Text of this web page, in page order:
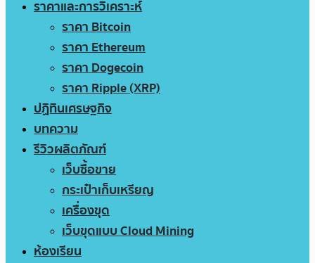
ราคาและการวิเคราะห์
ราคา Bitcoin
ราคา Ethereum
ราคา Dogecoin
ราคา Ripple (XRP)
ปฏิทินเศรษฐกิจ
บทความ
รีวิวผลิตภัณฑ์
เว็บซื้อขาย
กระเป๋าเก็บเหรียญ
เครื่องขุด
เว็บขุดแบบ Cloud Mining
ห้องเรียน